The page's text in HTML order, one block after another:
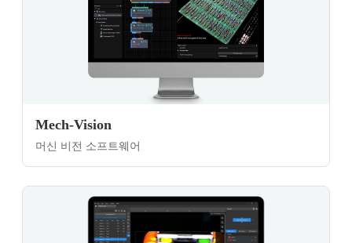
Mech-Vision
머신 비전 소프트웨어